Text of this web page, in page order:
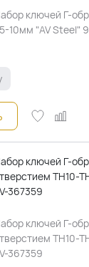
ключей Г-
10мм "AV Steel"
ключей Г-
TH10-
367359
ключей Г-
TH10-
367359